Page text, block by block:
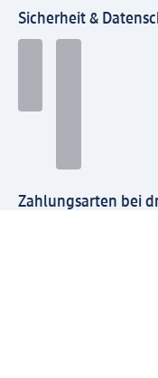
Sicherheit &
Zahlungsarten bei